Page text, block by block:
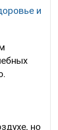
и
но